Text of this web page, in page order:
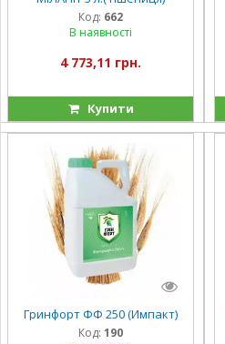
Код: 662
В наявності
4 773,11 грн.
Купити
Гринфорт ФФ 250 (Импакт)
Код: 190